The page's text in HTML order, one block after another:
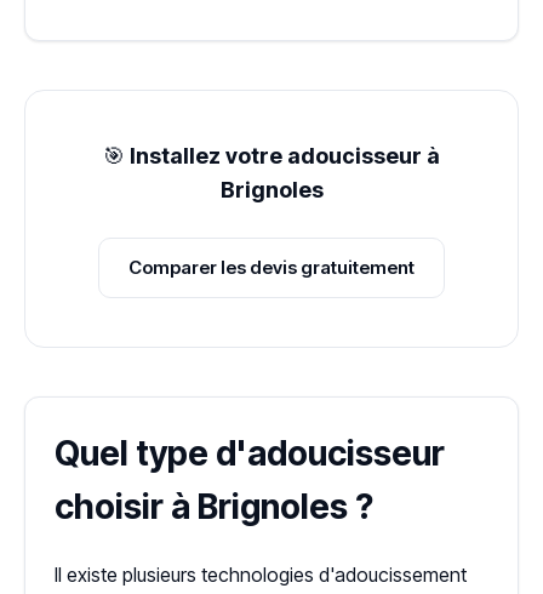
🎯 Installez votre adoucisseur à
Brignoles
Comparer les devis gratuitement
Quel type d'adoucisseur
choisir à Brignoles ?
Il existe plusieurs technologies d'adoucissement